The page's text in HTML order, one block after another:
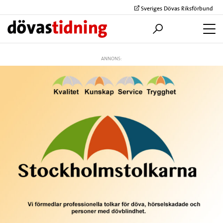
Sveriges Dövas Riksförbund
ANNONS: